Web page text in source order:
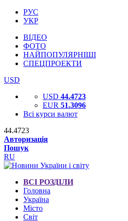
РУС
УКР
ВІДЕО
ФОТО
НАЙПОПУЛЯРНІШІ
СПЕЦПРОЕКТИ
USD
USD 44.4723
EUR 51.3096
Всі курси валют
44.4723
Авторизація
Пошук
RU
ВСІ РОЗДІЛИ
Головна
Україна
Місто
Світ